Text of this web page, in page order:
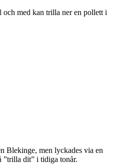
med kan trilla ner en pollett i
Blekinge, men lyckades via en
”trilla dit” i tidiga tonår.